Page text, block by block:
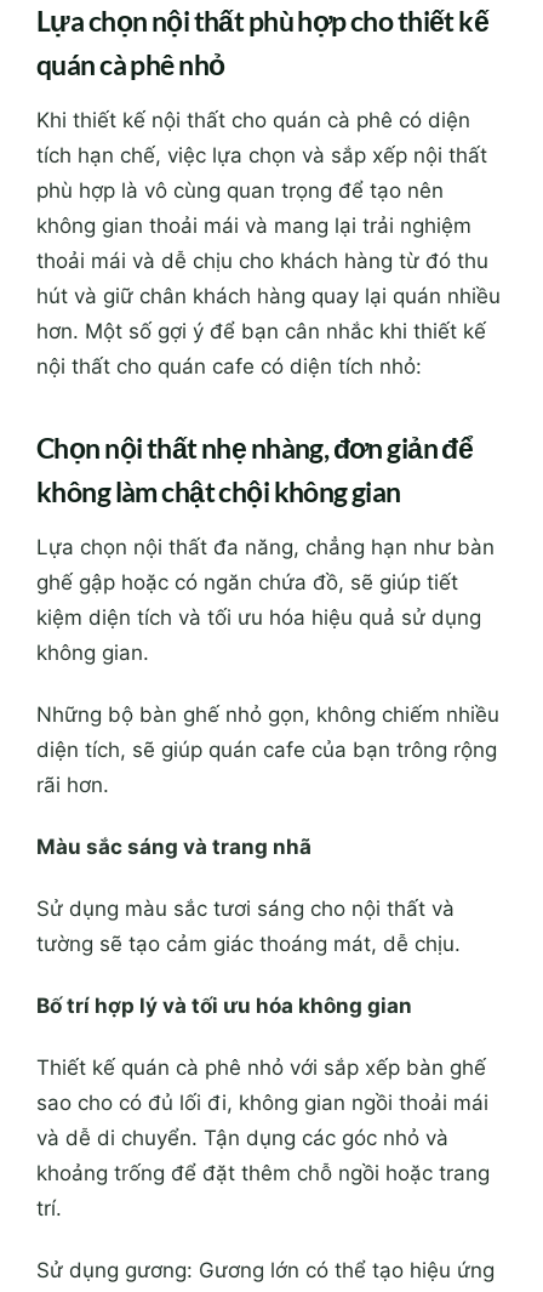
Lựa chọn nội thất phù hợp cho thiết kế
quán cà phê nhỏ
Khi thiết kế nội thất cho quán cà phê có diện
tích hạn chế, việc lựa chọn và sắp xếp nội thất
phù hợp là vô cùng quan trọng để tạo nên
không gian thoải mái và mang lại trải nghiệm
thoải mái và dễ chịu cho khách hàng từ đó thu
hút và giữ chân khách hàng quay lại quán nhiều
hơn. Một số gợi ý để bạn cân nhắc khi thiết kế
nội thất cho quán cafe có diện tích nhỏ:
Chọn nội thất nhẹ nhàng, đơn giản để
không làm chật chội không gian
Lựa chọn nội thất đa năng, chẳng hạn như bàn
ghế gập hoặc có ngăn chứa đồ, sẽ giúp tiết
kiệm diện tích và tối ưu hóa hiệu quả sử dụng
không gian.
Những bộ bàn ghế nhỏ gọn, không chiếm nhiều
diện tích, sẽ giúp quán cafe của bạn trông rộng
rãi hơn.
Màu sắc sáng và trang nhã
Sử dụng màu sắc tươi sáng cho nội thất và
tường sẽ tạo cảm giác thoáng mát, dễ chịu.
Bố trí hợp lý và tối ưu hóa không gian
Thiết kế quán cà phê nhỏ với sắp xếp bàn ghế
sao cho có đủ lối đi, không gian ngồi thoải mái
và dễ di chuyển. Tận dụng các góc nhỏ và
khoảng trống để đặt thêm chỗ ngồi hoặc trang
trí.
Sử dụng gương: Gương lớn có thể tạo hiệu ứng